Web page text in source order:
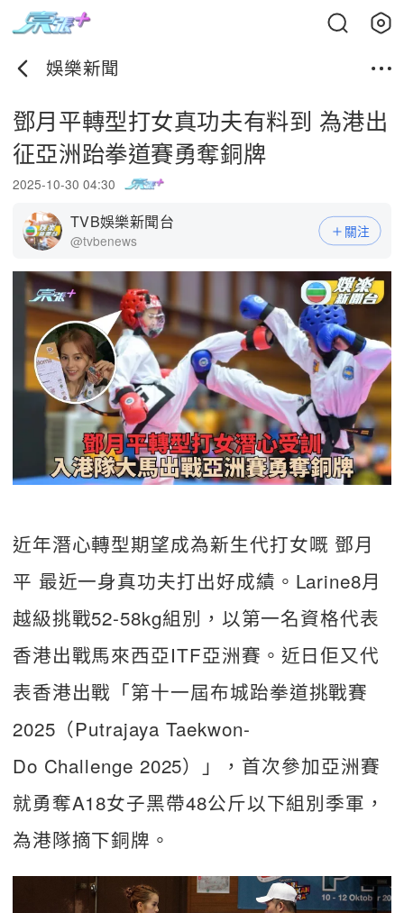
娛樂新聞
鄧月平轉型打女真功夫有料到 為港出
征亞洲跆拳道賽勇奪銅牌
2025-10-30 04:30
TVB娛樂新聞台
@tvbenews
關注
近年潛心轉型期望成為新生代打女嘅 鄧月
平 最近一身真功夫打出好成績。Larine8月
越級挑戰52-58kg組別，以第一名資格代表
香港出戰馬來西亞ITF亞洲賽。近日佢又代
表香港出戰「第十一屆布城跆拳道挑戰賽
2025（Putrajaya Taekwon-
Do Challenge 2025）」，首次參加亞洲賽
就勇奪A18女子黑帶48公斤以下組別季軍，
為港隊摘下銅牌。